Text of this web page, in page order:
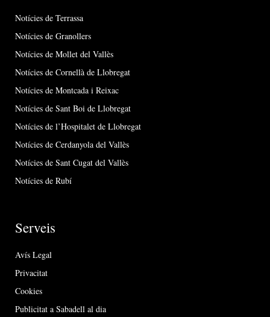
Notícies de Terrassa
Notícies de Granollers
Notícies de Mollet del Vallès
Notícies de Cornellà de Llobregat
Notícies de Montcada i Reixac
Notícies de Sant Boi de Llobregat
Notícies de l’Hospitalet de Llobregat
Notícies de Cerdanyola del Vallès
Notícies de Sant Cugat del Vallès
Notícies de Rubí
Serveis
Avís Legal
Privacitat
Cookies
Publicitat a Sabadell al dia